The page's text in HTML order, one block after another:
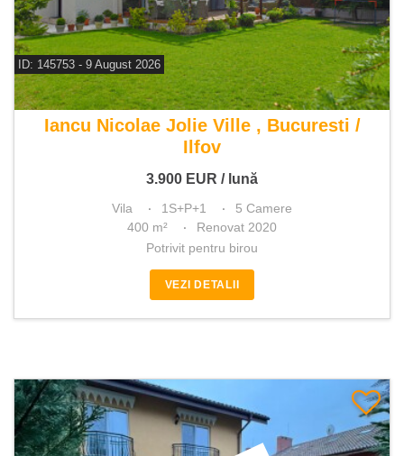
ID: 145753 - 9 August 2026
De inchiriat vila 5 camere
Iancu Nicolae Jolie Ville , Bucuresti /
Ilfov
3.900 EUR / lună
Vila 1S+P+1
5 Camere
400 m²
Renovat 2020
Potrivit pentru birou
VEZI DETALII